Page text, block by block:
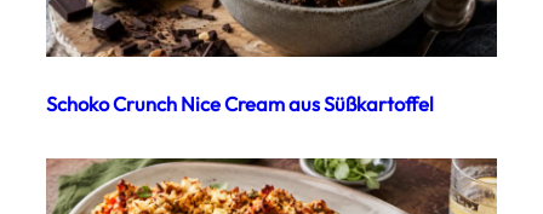
Schoko Crunch Nice Cream aus Süßkartoffel